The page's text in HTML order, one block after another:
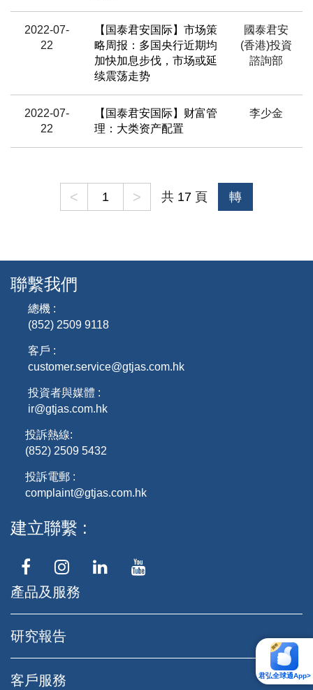
2022-07-
22
【国泰君安国际】市场策
略周报：多国央行近期均
加快加息步伐，市场或延
续震荡走势
國泰君安
(香港)投資
諮詢部
2022-07-
22
【国泰君安国际】财富管
理：大类资产配置
李少金
< > 共 17 頁 轉
君弘全球通App>
聯繫我們
總機 :
(852) 2509 9118
客戶 :
customer.service@gtjas.com.hk
投資者與媒體 :
ir@gtjas.com.hk
投訴熱線:
(852) 2509 5432
投訴電郵 :
complaint@gtjas.com.hk
建立聯繫
產品及服務
研究報告
客戶服務